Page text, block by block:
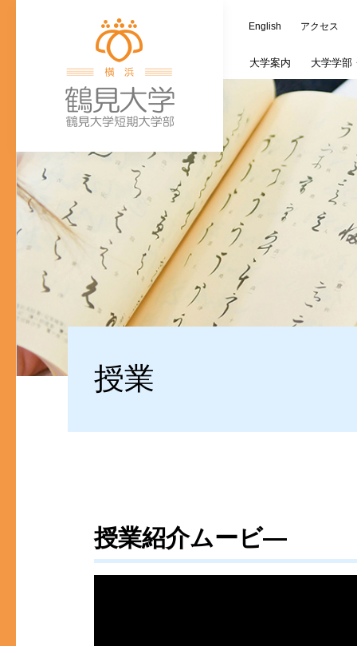
English アクセス
大学案内 大学学部
学長室
ご寄付のお願い
歯学部
大学施設
教務情報
入学式・卒業式
キャリア支援課
個人情報の取り
つるみ連携カレ
オープンキャン
歯学研究科入試
(新入生対象)奨
蔵書検索（
ご寄附の種類
授業
授業紹介ムービ―